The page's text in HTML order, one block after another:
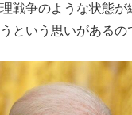
戦争のような状態
という思いがあるの